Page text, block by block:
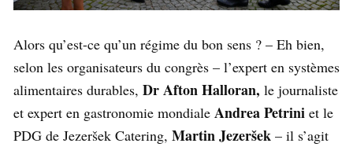
Alors qu’est-ce qu’un régime du bon sens ? – Eh bien,
selon les organisateurs du congrès – l’expert en systèmes
alimentaires durables, Dr Afton Halloran, le journaliste
et expert en gastronomie mondiale Andrea Petrini et le
PDG de Jezeršek Catering, Martin Jezeršek – il s’agit